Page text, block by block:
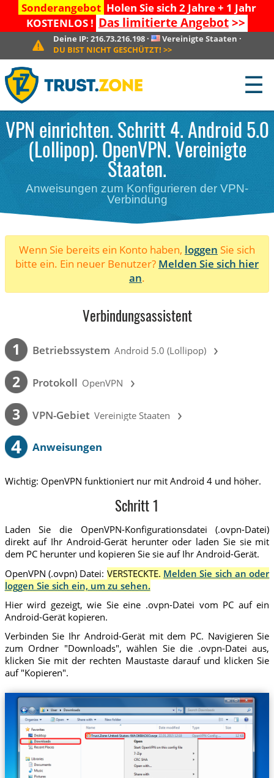
Sonderangebot Holen Sie sich 2 Jahre + 1 Jahr
KOSTENLOS ! Das limitierte Angebot>>
Deine IP: 216.73.216.198· Vereinigte Staaten ·
DU BIST NICHT GESCHÜTZT! >>
☰
VPN einrichten. Schritt 4. Android 5.0
(Lollipop). OpenVPN. Vereinigte
Staaten.
Anweisungen zum Konfigurieren der VPN-
Verbindung
Wenn Sie bereits ein Konto haben, loggen Sie sich
bitte ein. Ein neuer Benutzer? Melden Sie sich hier
an.
Verbindungsassistent
1 Betriebssystem Android 5.0 (Lollipop) ›
2 Protokoll OpenVPN ›
3 VPN-Gebiet Vereinigte Staaten ›
4 Anweisungen
Wichtig: OpenVPN funktioniert nur mit Android 4 und höher.
Schritt 1
Laden Sie die OpenVPN-Konfigurationsdatei (.ovpn-Datei)
direkt auf Ihr Android-Gerät herunter oder laden Sie sie mit
dem PC herunter und kopieren Sie sie auf Ihr Android-Gerät.
OpenVPN (.ovpn) Datei: VERSTECKTE. Melden Sie sich an oder
loggen Sie sich ein, um zu sehen.
Hier wird gezeigt, wie Sie eine .ovpn-Datei vom PC auf ein
Android-Gerät kopieren.
Verbinden Sie Ihr Android-Gerät mit dem PC. Navigieren Sie
zum Ordner "Downloads", wählen Sie die .ovpn-Datei aus,
klicken Sie mit der rechten Maustaste darauf und klicken Sie
auf "Kopieren".
Trust.Zone-United-States-WAOKRADIO.ovpn